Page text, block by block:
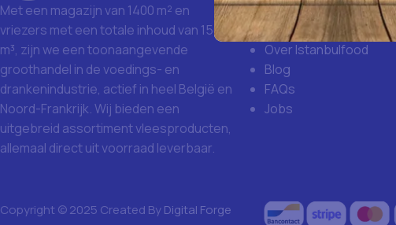
Met een magazijn van 1400 m² en
vriezers met een totale inhoud van 1500
m³, zijn we een toonaangevende
groothandel in de voedings- en
drankenindustrie, actief in heel België en
Noord-Frankrijk. Wij bieden een
uitgebreid assortiment vleesproducten,
allemaal direct uit voorraad leverbaar.
Grote aankoop
Missie en visie
Over Istanbulfood
Blog
FAQs
Jobs
Copyright © 2025 Created ByDigital Forge